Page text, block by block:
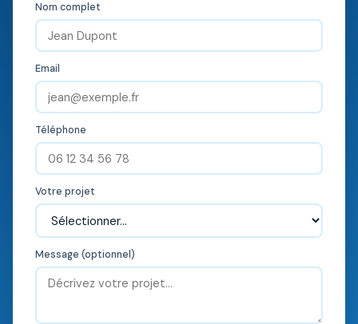
Nom complet
Email
Téléphone
Votre projet
Message (optionnel)